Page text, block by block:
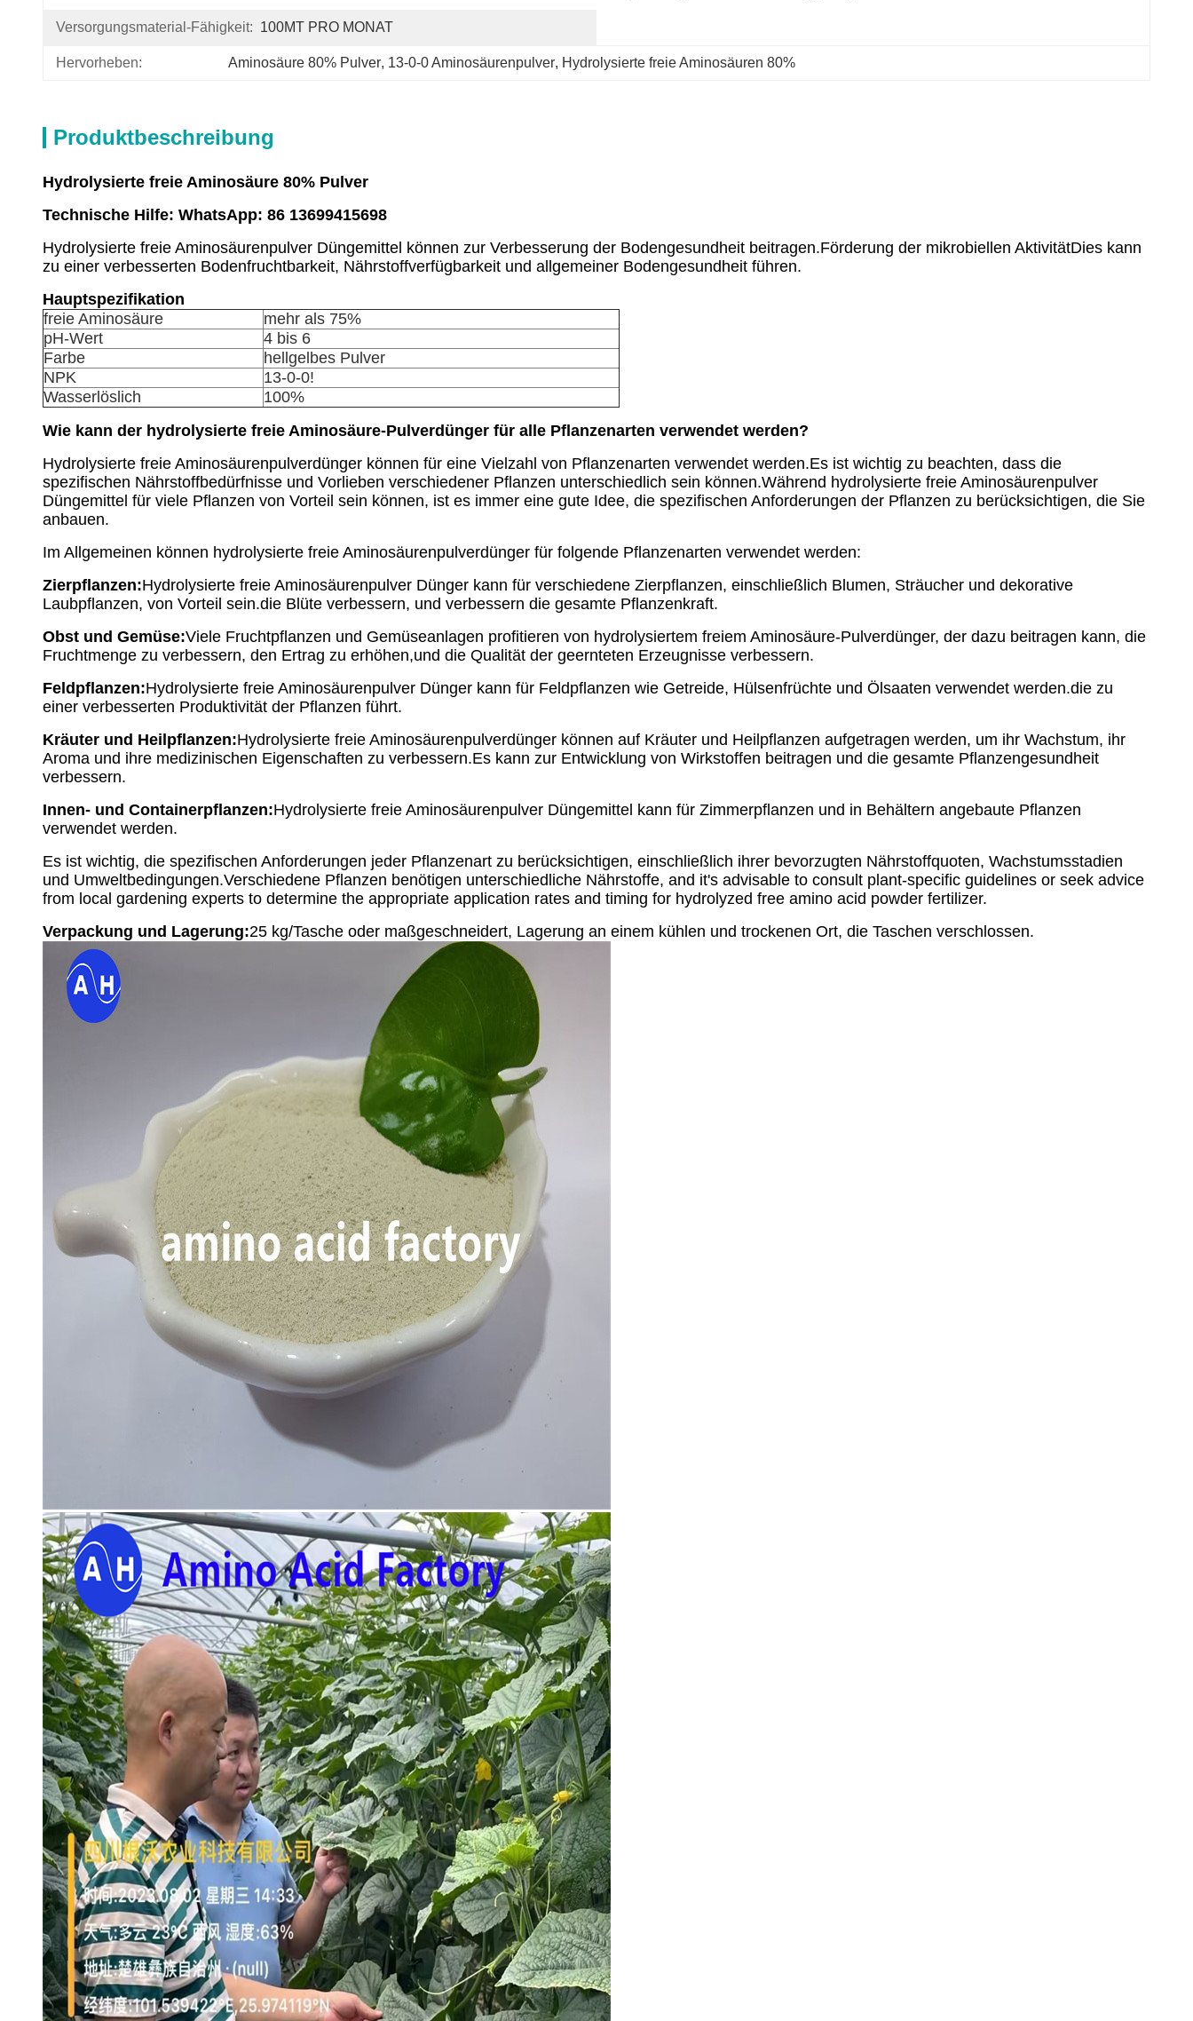
Versorgungsmaterial-Fähigkeit: 100MT PRO MONAT
Hervorheben: Aminosäure 80% Pulver, 13-0-0 Aminosäurenpulver, Hydrolysierte freie Aminosäuren 80%
Produktbeschreibung
Hydrolysierte freie Aminosäure 80% Pulver
Technische Hilfe: WhatsApp: 86 13699415698
Hydrolysierte freie Aminosäurenpulver Düngemittel können zur Verbesserung der Bodengesundheit beitragen.Förderung der mikrobiellen AktivitätDies kann
zu einer verbesserten Bodenfruchtbarkeit, Nährstoffverfügbarkeit und allgemeiner Bodengesundheit führen.
Hauptspezifikation
freie Aminosäure
mehr als 75%
pH-Wert
4 bis 6
Farbe
hellgelbes Pulver
NPK
13-0-0!
Wasserlöslich
100%
Wie kann der hydrolysierte freie Aminosäure-Pulverdünger für alle Pflanzenarten verwendet werden?
Hydrolysierte freie Aminosäurenpulverdünger können für eine Vielzahl von Pflanzenarten verwendet werden.Es ist wichtig zu beachten, dass die
spezifischen Nährstoffbedürfnisse und Vorlieben verschiedener Pflanzen unterschiedlich sein können.Während hydrolysierte freie Aminosäurenpulver
Düngemittel für viele Pflanzen von Vorteil sein können, ist es immer eine gute Idee, die spezifischen Anforderungen der Pflanzen zu berücksichtigen, die Sie
anbauen.
Im Allgemeinen können hydrolysierte freie Aminosäurenpulverdünger für folgende Pflanzenarten verwendet werden:
Zierpflanzen:Hydrolysierte freie Aminosäurenpulver Dünger kann für verschiedene Zierpflanzen, einschließlich Blumen, Sträucher und dekorative
Laubpflanzen, von Vorteil sein.die Blüte verbessern, und verbessern die gesamte Pflanzenkraft.
Obst und Gemüse:Viele Fruchtpflanzen und Gemüseanlagen profitieren von hydrolysiertem freiem Aminosäure-Pulverdünger, der dazu beitragen kann, die
Fruchtmenge zu verbessern, den Ertrag zu erhöhen,und die Qualität der geernteten Erzeugnisse verbessern.
Feldpflanzen:Hydrolysierte freie Aminosäurenpulver Dünger kann für Feldpflanzen wie Getreide, Hülsenfrüchte und Ölsaaten verwendet werden.die zu
einer verbesserten Produktivität der Pflanzen führt.
Kräuter und Heilpflanzen:Hydrolysierte freie Aminosäurenpulverdünger können auf Kräuter und Heilpflanzen aufgetragen werden, um ihr Wachstum, ihr
Aroma und ihre medizinischen Eigenschaften zu verbessern.Es kann zur Entwicklung von Wirkstoffen beitragen und die gesamte Pflanzengesundheit
verbessern.
Innen- und Containerpflanzen:Hydrolysierte freie Aminosäurenpulver Düngemittel kann für Zimmerpflanzen und in Behältern angebaute Pflanzen
verwendet werden.
Es ist wichtig, die spezifischen Anforderungen jeder Pflanzenart zu berücksichtigen, einschließlich ihrer bevorzugten Nährstoffquoten, Wachstumsstadien
und Umweltbedingungen.Verschiedene Pflanzen benötigen unterschiedliche Nährstoffe, and it's advisable to consult plant-specific guidelines or seek advice
from local gardening experts to determine the appropriate application rates and timing for hydrolyzed free amino acid powder fertilizer.
Verpackung und Lagerung:25 kg/Tasche oder maßgeschneidert, Lagerung an einem kühlen und trockenen Ort, die Taschen verschlossen.